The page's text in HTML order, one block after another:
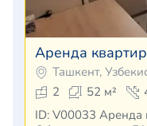
Аренда
Ташкент,
2
52 м²
ID: V00033 Аренда